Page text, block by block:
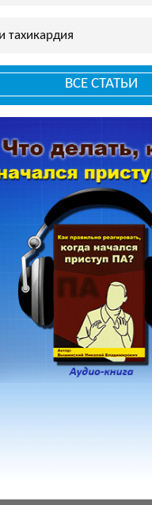
тахикардия
ВСЕ СТАТЬИ